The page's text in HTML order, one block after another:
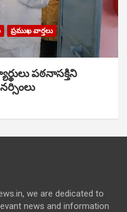
ప్రముఖ వార్తలు
పఠ‌నాసక్తిని
we are dedicated to
news and information